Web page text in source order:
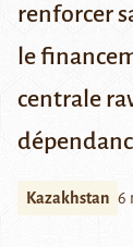
renforcer
le
centrale
Kazakhstan 6